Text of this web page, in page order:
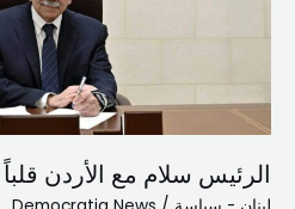
الرئيس سلام مع الأردن قلباً